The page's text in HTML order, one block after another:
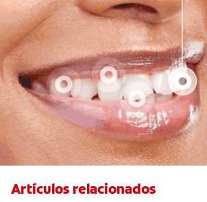
Artículos relacionados